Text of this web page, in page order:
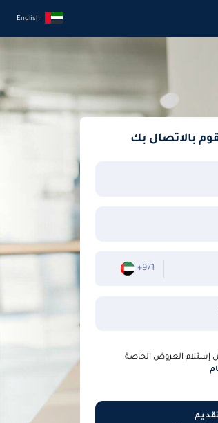
English
بالاتصال بك
+971
إستلام العروض الخاصة